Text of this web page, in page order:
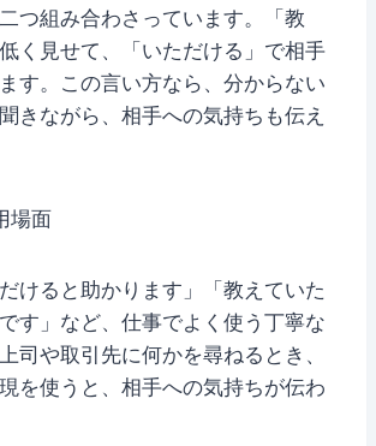
つ組み合わさっています。「教
く見せて、「いただける」で相手
す。この言い方なら、分からない
きながら、相手への気持ちも伝え
場面
だけると助かります」「教えていた
す」など、仕事でよく使う丁寧な
司や取引先に何かを尋ねるとき、
を使うと、相手への気持ちが伝わ